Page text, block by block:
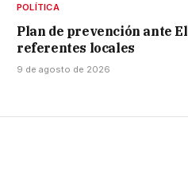
POLÍTICA
Plan de prevención ante
referentes locales
9 de agosto de 2026